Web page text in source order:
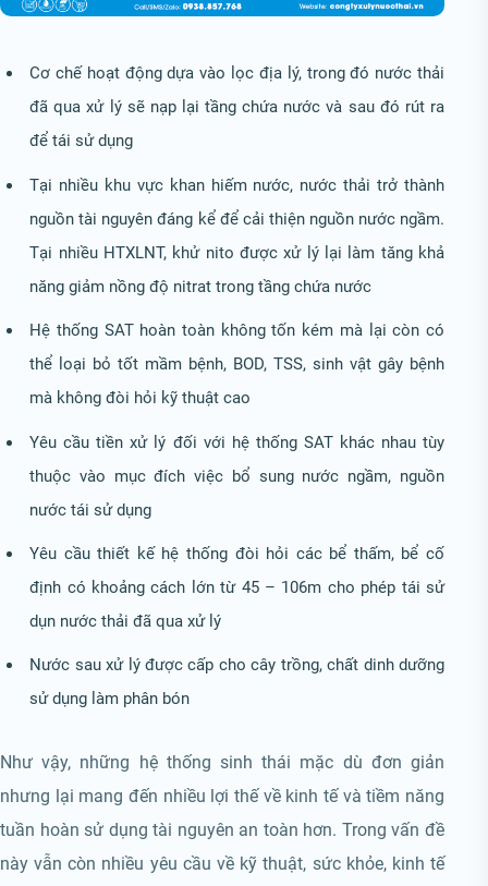
Cơ chế hoạt động dựa vào lọc địa lý, trong đó nước thải
đã qua xử lý sẽ nạp lại tầng chứa nước và sau đó rút ra
để tái sử dụng
Tại nhiều khu vực khan hiếm nước, nước thải trở thành
nguồn tài nguyên đáng kể để cải thiện nguồn nước ngầm.
Tại nhiều HTXLNT, khử nito được xử lý lại làm tăng khả
năng giảm nồng độ nitrat trong tầng chứa nước
Hệ thống SAT hoàn toàn không tốn kém mà lại còn có
thể loại bỏ tốt mầm bệnh, BOD, TSS, sinh vật gây bệnh
mà không đòi hỏi kỹ thuật cao
Yêu cầu tiền xử lý đối với hệ thống SAT khác nhau tùy
thuộc vào mục đích việc bổ sung nước ngầm, nguồn
nước tái sử dụng
Yêu cầu thiết kế hệ thống đòi hỏi các bể thấm, bể cố
định có khoảng cách lớn từ 45 – 106m cho phép tái sử
dụn nước thải đã qua xử lý
Nước sau xử lý được cấp cho cây trồng, chất dinh dưỡng
sử dụng làm phân bón
Như vậy, những hệ thống sinh thái mặc dù đơn giản
nhưng lại mang đến nhiều lợi thế về kinh tế và tiềm năng
tuần hoàn sử dụng tài nguyên an toàn hơn. Trong vấn đề
này vẫn còn nhiều yêu cầu về kỹ thuật, sức khỏe, kinh tế